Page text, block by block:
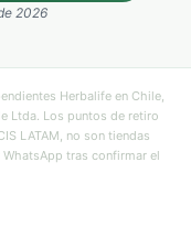
2026
Herbalife en Chile,
Ltda. Los puntos de retiro
LATAM, no son tiendas
tras confirmar el